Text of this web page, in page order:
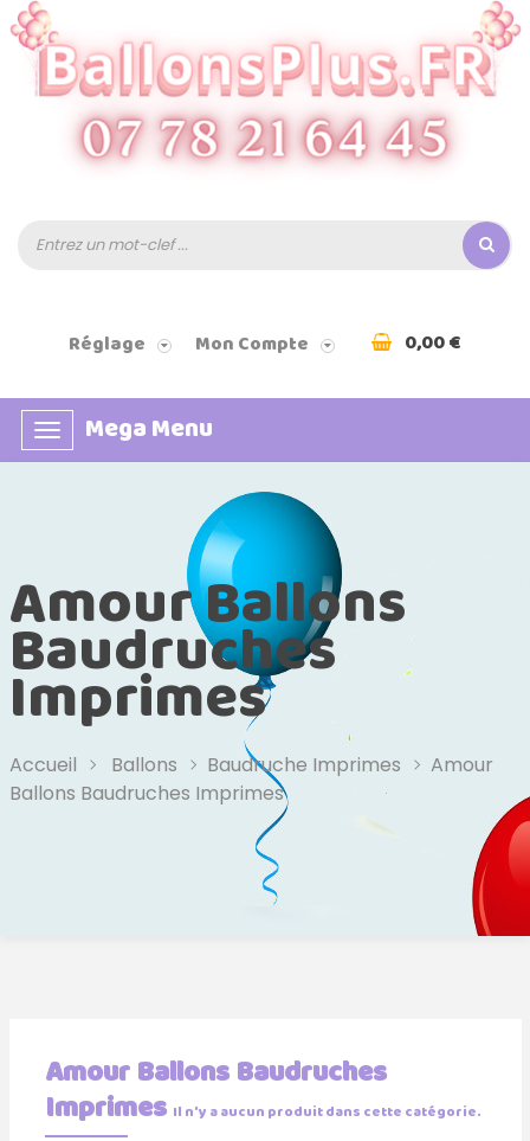
Réglage Mon Compte 0,00 €
Basculer
la
Mega Menu
Amour Ballons
Baudruches
Imprimes
Accueil Ballons Baudruche Imprimes
Amour
Ballons Baudruches Imprimes
Amour Ballons Baudruches
Imprimes Il n'y a aucun produit dans cette catégorie.